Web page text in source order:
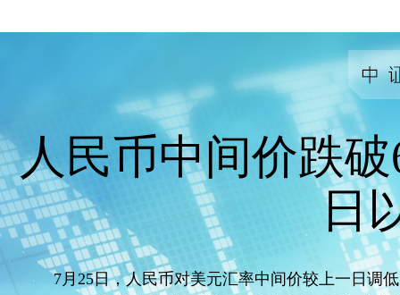
人民币中间价跌破
日
7月25日，人民币对美元汇率中间价较上一日调